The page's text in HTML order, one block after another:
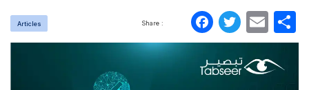
Articles Share :